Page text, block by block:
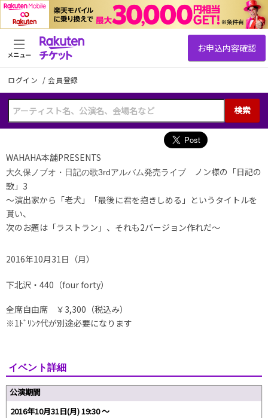
ログイン /会員登録
検索
メニュー
WAHAHA本舗PRESENTS
大久保ノブオ・日記の歌3rdアルバム発売ライブ
ノン様の「日記の
歌」3
〜演出家から「老犬」「最後に君を抱きしめる」というタイトルを
貰い、
次のお題は「ラストラン」、それも2バージョン作れだ〜
2016年10月31日（月）
下北沢・440（four forty）
全席自由席 ￥3,300（税込み）
※1ﾄﾞﾘﾝｸ代が別途必要になります
イベント詳細
公演期間
2016年10月31日(月) 19:30 〜